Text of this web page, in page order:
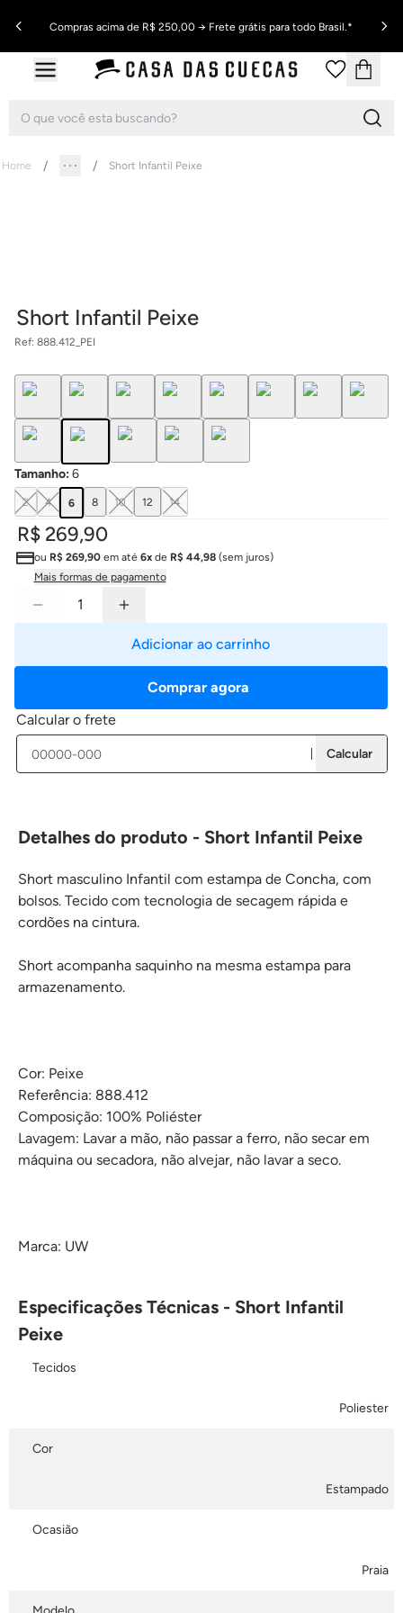
Compras acima de R$ 250,00 → Frete grátis para todo Brasil.*
Home Short Infantil Peixe
Short Infantil Peixe
Ref: 888.412_PEI
Tamanho:6
2 4 6 8 10 12 14
R$ 269,90
ou R$ 269,90em até 6xde R$ 44,98(sem juros)
Mais formas de pagamento
Comprar agora
Adicionar ao carrinho
Calcular o frete
Calcular
Detalhes do produto - Short Infantil Peixe
Short masculino Infantil com estampa de Concha, com
bolsos. Tecido com tecnologia de secagem rápida e
cordões na cintura.
Short acompanha saquinho na mesma estampa para
armazenamento.
Cor: Peixe
Referência: 888.412
Composição: 100% Poliéster
Lavagem: Lavar a mão, não passar a ferro, não secar em
máquina ou secadora, não alvejar, não lavar a seco.
Marca: UW
Especificações Técnicas - Short Infantil
Peixe
Tecidos
Poliester
Cor
Estampado
Ocasião
Praia